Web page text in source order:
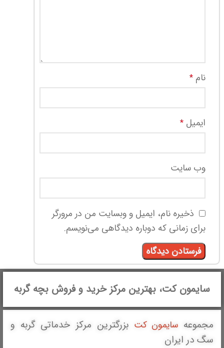
نام *
ایمیل *
وب‌ سایت
ذخیره نام، ایمیل و وبسایت من در مرورگر
برای زمانی که دوباره دیدگاهی می‌نویسم.
سایمون کت، بهترین مرکز خرید و فروش بچه گربه
مجموعه سایمون کت بزرگترین مرکز خدماتی گربه و
سگ در ایران